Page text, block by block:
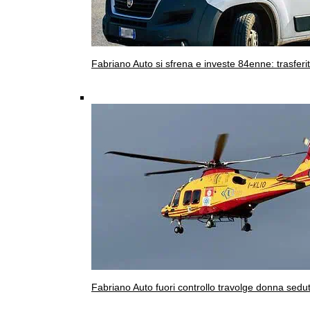
Fabriano Auto si sfrena e investe 84enne:
Fabriano Auto fuori controllo travolge donna